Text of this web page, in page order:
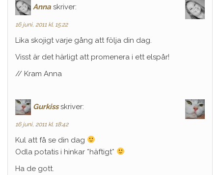
Anna skriver:
16 juni, 2011 kl. 15:22
Lika skojigt varje gång att följa din dag.
Visst är det härligt att promenera i ett elspår!
// Kram Anna
Gurkiss skriver:
16 juni, 2011 kl. 18:42
Kul att få se din dag
Odla potatis i hinkar *häftigt*
Ha de gott.